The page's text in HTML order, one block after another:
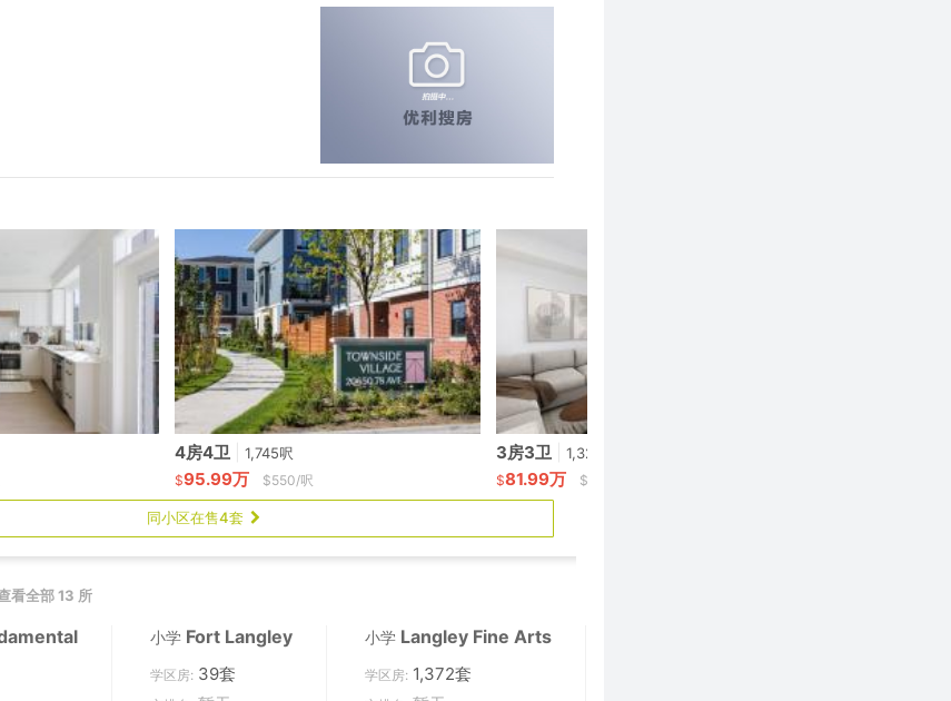
4房4卫 1,745呎
$95.99万 $550/呎
3房3卫 1,329呎
$81.99万 $616/呎
同小区在售4套
看全部 13 所
小学 Fort Langley
学区房: 39套
小学 Langley Fine Arts
学区房: 1,372套